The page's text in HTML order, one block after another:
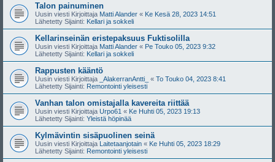
Talon painuminen
Uusin viesti Kirjoittaja Matti Alander « Ke Kesä 28, 2023 14:51
Lähetetty Sijainti: Kellari ja sokkeli
Kellarinseinän eristepaksuus Fuktisolilla
Uusin viesti Kirjoittaja Matti Alander « Pe Touko 05, 2023 9:32
Lähetetty Sijainti: Kellari ja sokkeli
Rappusten kääntö
Uusin viesti Kirjoittaja _AlakerranAntti_ « To Touko 04, 2023 8:41
Lähetetty Sijainti: Remontointi yleisesti
Vanhan talon omistajalla kavereita riittää
Uusin viesti Kirjoittaja Urpo61 « Ke Huhti 05, 2023 19:13
Lähetetty Sijainti: Yleistä höpinää
Kylmävintin sisäpuolinen seinä
Uusin viesti Kirjoittaja Laitetaanjotain « Ke Huhti 05, 2023 18:29
Lähetetty Sijainti: Remontointi yleisesti